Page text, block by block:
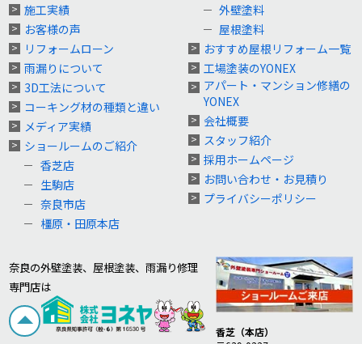
施工実績
お客様の声
リフォームローン
雨漏りについて
3D工法について
コーキング材の種類と違い
メディア実績
ショールームのご紹介
香芝店
生駒店
奈良市店
橿原・田原本店
外壁塗料
屋根塗料
おすすめ屋根リフォーム一覧
工場塗装のYONEX
アパート・マンション修繕の
YONEX
会社概要
スタッフ紹介
採用ホームページ
お問い合わせ・お見積り
プライバシーポリシー
奈良の外壁塗装、屋根塗装、雨漏り修理
専門店は
香芝（本店）